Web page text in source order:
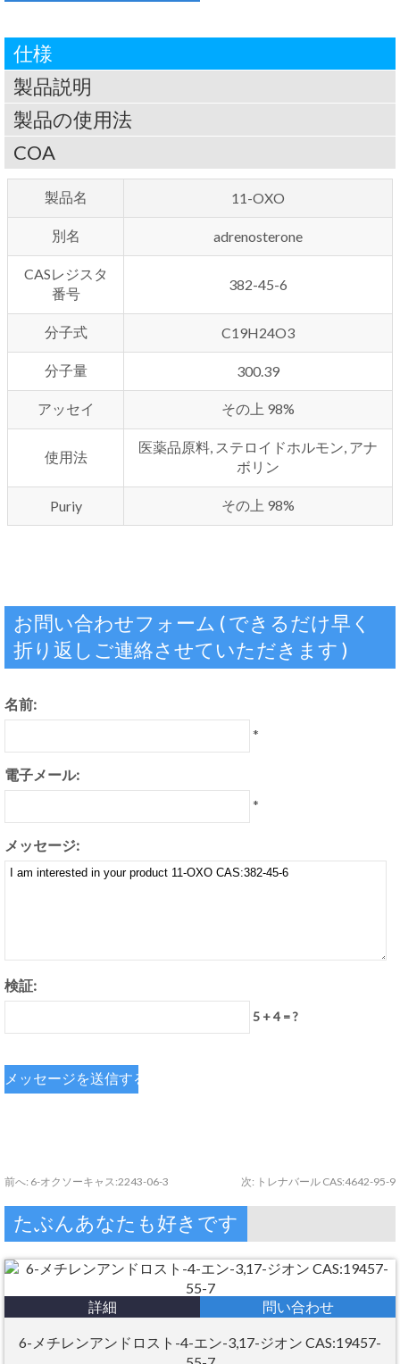
仕様
製品説明
製品の使用法
COA
製品名 11-OXO
別名 adrenosterone
CASレジスタ
番号
382-45-6
分子式 C19H24O3
分子量 300.39
アッセイ その上 98%
使用法
医薬品原料, ステロイドホルモン, アナ
ボリン
Puriy その上 98%
お問い合わせフォーム ( できるだけ早く
折り返しご連絡させていただきます )
名前:
*
電子メール:
*
メッセージ:
検証:
5 + 4 = ?
前へ: 6-オクソーキャス:2243-06-3 次: トレナバール CAS:4642-95-9
たぶんあなたも好きです
詳細 問い合わせ
6-メチレンアンドロスト-4-エン-3,17-ジオン CAS:19457-